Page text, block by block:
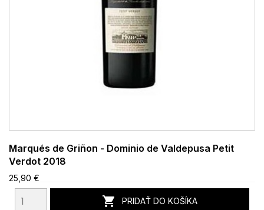
Marqués de Griñon - Dominio de Valdepusa Petit
Verdot 2018
25,90 €
 PRIDAŤ DO KOŠÍKA